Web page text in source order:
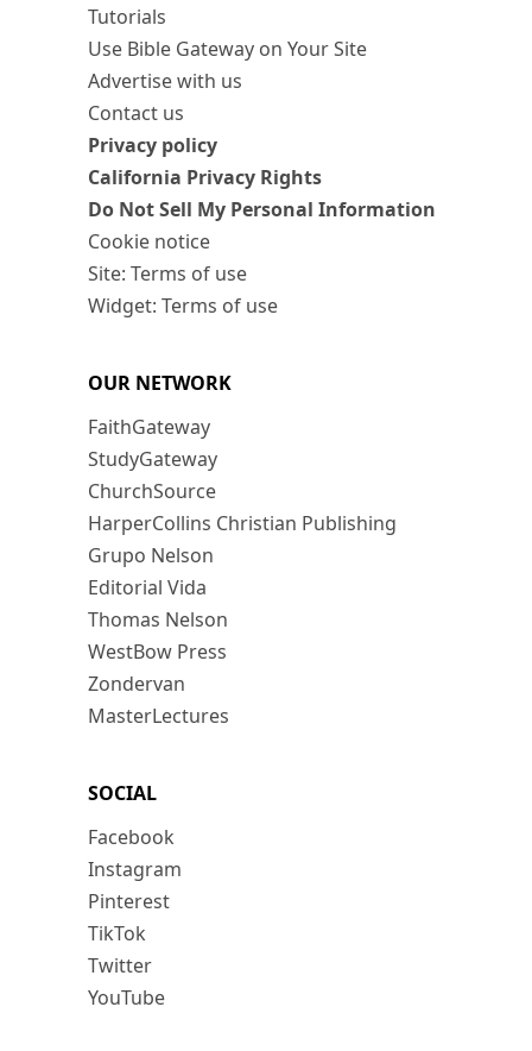
Tutorials
Use Bible Gateway on Your Site
Advertise with us
Contact us
Privacy policy
California Privacy Rights
Do Not Sell My Personal Information
Cookie notice
Site: Terms of use
Widget: Terms of use
OUR NETWORK
FaithGateway
StudyGateway
ChurchSource
HarperCollins Christian Publishing
Grupo Nelson
Editorial Vida
Thomas Nelson
WestBow Press
Zondervan
MasterLectures
SOCIAL
Facebook
Instagram
Pinterest
TikTok
Twitter
YouTube